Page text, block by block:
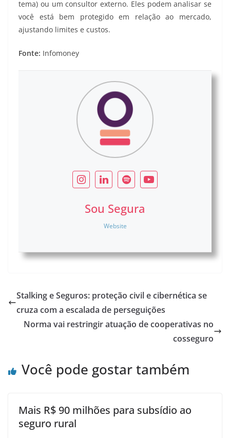
tema) ou um consultor externo. Eles podem analisar se
você está bem protegido em relação ao mercado,
ajustando limites e custos.
Fonte: Infomoney
Sou Segura
Website
Stalking e Seguros: proteção civil e cibernética se
cruza com a escalada de perseguições
Norma vai restringir atuação de cooperativas no
cosseguro
Você pode gostar também
Mais R$ 90 milhões para subsídio ao
seguro rural